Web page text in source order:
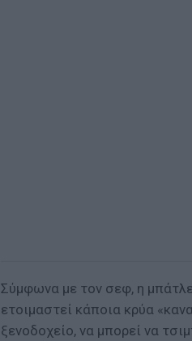
Σύμφωνα με τον σεφ, η
ετοιμαστεί κάποια κρύα
ξενοδοχείο, να μπορεί να